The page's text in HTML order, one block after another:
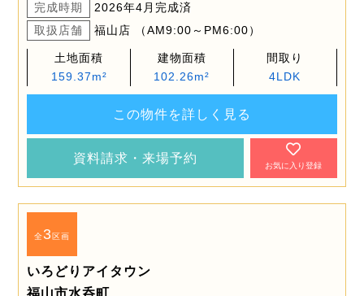
完成時期
2026年4月完成済
取扱店舗
福山店 （AM9:00～PM6:00）
土地面積
159.37m²
建物面積
102.26m²
間取り
4LDK
この物件を詳しく見る
資料請求・来場予約
お気に入り登録
全3区画
いろどりアイタウン
福山市水呑町